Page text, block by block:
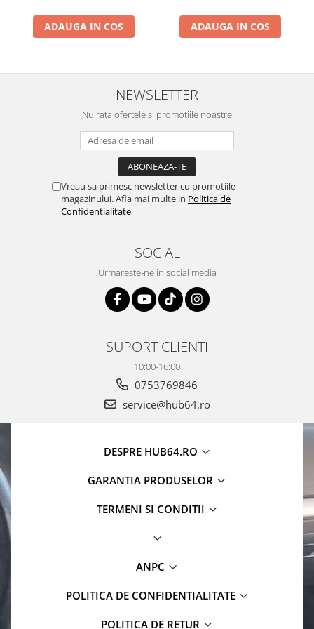
Conectică Volvo
Conectică Land Rover
Conectică Ssangyong
Conectică Hummer
ADAUGA IN COS ADAUGA IN COS
NEWSLETTER
Nu rata ofertele si promotiile noastre
Vreau sa primesc newsletter cu promotiile
magazinului. Afla mai multe in Politica de
Confidentialitate
SOCIAL
Urmareste-ne in social media
SUPORT CLIENTI
10:00-16:00
0753769846
service@hub64.ro
DESPRE HUB64.RO
GARANTIA PRODUSELOR
TERMENI SI CONDITII
ANPC
POLITICA DE CONFIDENTIALITATE
POLITICA DE RETUR